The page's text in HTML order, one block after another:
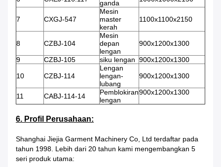
ganda
7 CXGJ-547
Mesin
master
kerah
1100x1100x2150
8 CZBJ-104
Mesin
depan
lengan
900x1200x1300
9 CZBJ-105 siku lengan 900x1200x1300
10 CZBJ-114
Lengan
lengan-
lubang
900x1200x1300
11 CABJ-114-14
Pemblokiran
lengan
900x1200x1300
6. Profil Perusahaan:
Shanghai Jiejia Garment Machinery Co, Ltd terdaftar pada
tahun 1998. Lebih dari 20 tahun kami mengembangkan 5
seri produk utama: